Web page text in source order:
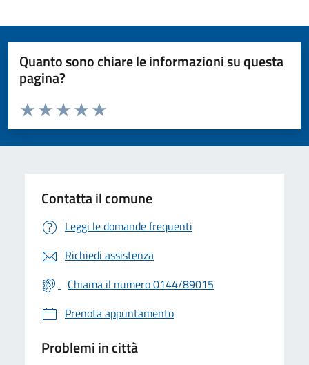
Quanto sono chiare le informazioni su questa
pagina?
Valuta da 1 a 5 stelle la pagina
Valuta 5 stelle su 5
Valuta 4 stelle su 5
Valuta 3 stelle su 5
Valuta 2 stelle su 5
Valuta 1 stelle su 5
Contatta il comune
Leggi le domande frequenti
Richiedi assistenza
Chiama il numero 0144/89015
Prenota appuntamento
Problemi in città